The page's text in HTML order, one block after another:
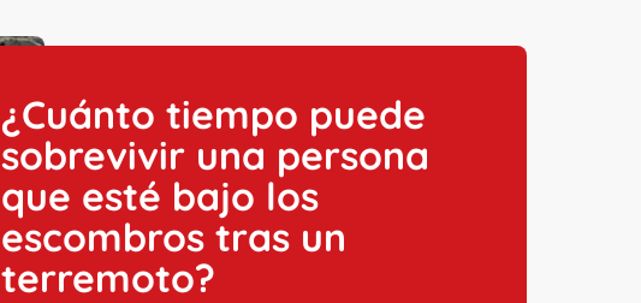
¿Cuánto tiempo puede
sobrevivir una persona
que esté bajo los
escombros tras un
terremoto?